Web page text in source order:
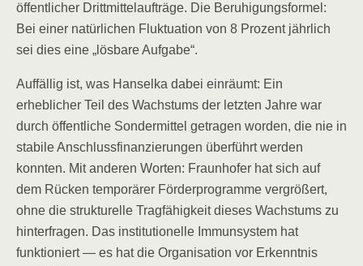
öffentlicher Drittmittelaufträge. Die Beruhigungsformel:
Bei einer natürlichen Fluktuation von 8 Prozent jährlich
sei dies eine „lösbare Aufgabe“.
Auffällig ist, was Hanselka dabei einräumt: Ein
erheblicher Teil des Wachstums der letzten Jahre war
durch öffentliche Sondermittel getragen worden, die nie in
stabile Anschlussfinanzierungen überführt werden
konnten. Mit anderen Worten: Fraunhofer hat sich auf
dem Rücken temporärer Förderprogramme vergrößert,
ohne die strukturelle Tragfähigkeit dieses Wachstums zu
hinterfragen. Das institutionelle Immunsystem hat
funktioniert — es hat die Organisation vor Erkenntnis